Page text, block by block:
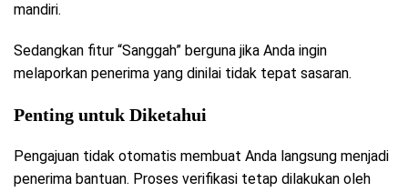
mandiri.
Sedangkan fitur “Sanggah” berguna jika Anda ingin
melaporkan penerima yang dinilai tidak tepat sasaran.
Penting untuk Diketahui
Pengajuan tidak otomatis membuat Anda langsung menjadi
penerima bantuan. Proses verifikasi tetap dilakukan oleh